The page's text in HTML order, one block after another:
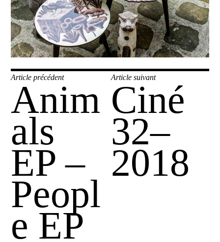
Navigation
de
l’article
Article précédent
Publication
précédente :
Anim
als
EP –
Peopl
e EP
Article suivant
Publication
suivante :
Ciné
32–
2018